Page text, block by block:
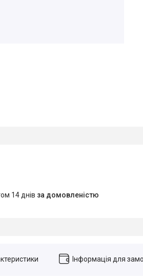
14 днів за домовленістю
Інформація для